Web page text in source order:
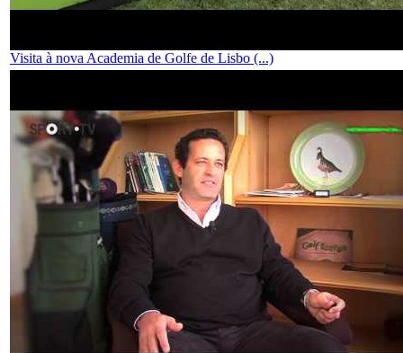
Visita à nova Academia de Golfe de Lisbo (...)